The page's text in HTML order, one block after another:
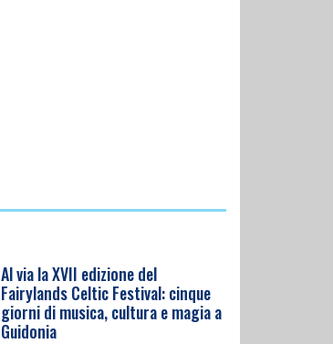
Al via la XVII edizione del
Fairylands Celtic Festival: cinque
giorni di musica, cultura e magia a
Guidonia